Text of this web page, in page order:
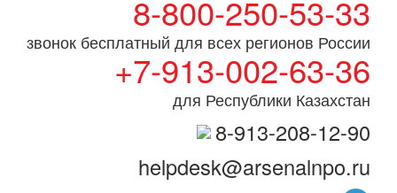
8-800-250-53-33
звонок бесплатный для всех регионов России
+7-913-002-63-36
для Республики Казахстан
8-913-208-12-90
helpdesk@arsenalnpo.ru